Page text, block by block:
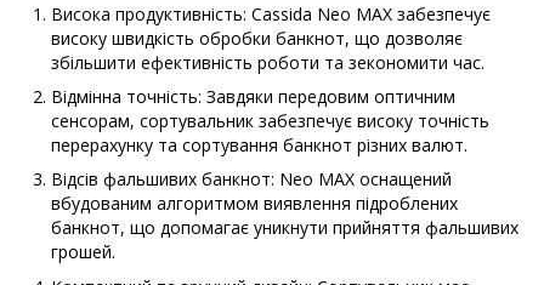
Висока продуктивність: Cassida Neo MAX забезпечує
високу швидкість обробки банкнот, що дозволяє
збільшити ефективність роботи та зекономити час.
Відмінна точність: Завдяки передовим оптичним
сенсорам, сортувальник забезпечує високу точність
перерахунку та сортування банкнот різних валют.
Відсів фальшивих банкнот: Neo MAX оснащений
вбудованим алгоритмом виявлення підроблених
банкнот, що допомагає уникнути прийняття фальшивих
грошей.